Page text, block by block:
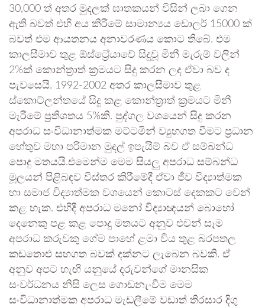
30,000 ත් අතර මුදලක් ඝාතකයන් විසින් ලබා ගෙන
ඇති බවත් එහි අය කිරීමේ සාමාන්‍යය ඩොලර් 15000 ක්
බවත් එම ආයතනය අනාවරණය කොට තිබේ. එම
කාලසීමාව තුළ ඕස්ට්‍රේයාවේ සිදුවූ මිනී මැරුම් වලින්
2%ක් කොන්ත්‍රාත් ක්‍රමයට සිදු කරන ලද ඒවා බව ද
පැවසෙයි. 1992-2002 අතර කාලසීමාව තුළ
ස්කොට්ලන්තයේ සිදු කළ කොන්ත්‍රාත් ක්‍රමයට මිනී
මැරීමේ ප්‍රතිශතය 5%කි. පුද්ගල වශයෙන් සිදු කරන
අපරාධ සංවිධානාත්මක මට්ටමින් ව්‍යුහගත වීමට ප්‍රධාන
හේතුව මහා පරිමාන මුදල් ඉපැයීම් බව ඒ සම්බන්ධ
පොදු මතයයි.එමෙන්ම මෙම සියලු අපරාධ සම්බන්ධ
මූලයන් පිළිබඳව විස්තර කිරීමේදී ඒවා ජීව විද්‍යාත්මක
හා සමාජ විද්‍යාත්මක වශයෙන් කොටස් දෙකකට වෙන්
කළ හැක. එහිදී අපරාධ මනෝ විද්‍යාඥයන් බොහෝ
දෙනෙකු පළ කළ පොදු මතයට අනුව එවන් සෑම
අපරාධ කරුවකු ගේම පාහේ ළමා විය තුළ බරපතල
කඩතොළු සහගත බවක් දක්නට ලැබෙන බවකි. ඒ
අනුව අපට හැඟී යනුයේ දරුවන්ගේ මානසික
සංවර්ධනය නිසි ලෙස ගොඩනැංවීම මෙම
සංවිධානාත්මක අපරාධ මැඩලීමේ වඩාත් තිරසාර දිගු